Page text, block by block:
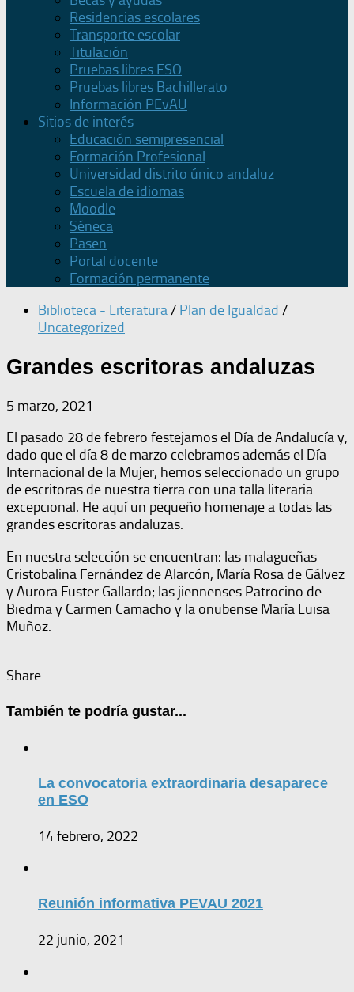
Residencias escolares
Transporte escolar
Titulación
Pruebas libres ESO
Pruebas libres Bachillerato
Información PEvAU
Sitios de interés
Educación semipresencial
Formación Profesional
Universidad distrito único andaluz
Escuela de idiomas
Moodle
Séneca
Pasen
Portal docente
Formación permanente
Biblioteca - Literatura/ Plan de Igualdad /
Uncategorized
Grandes escritoras andaluzas
5 marzo, 2021
El pasado 28 de febrero festejamos el Día de Andalucía y,
dado que el día 8 de marzo celebramos además el Día
Internacional de la Mujer, hemos seleccionado un grupo
de escritoras de nuestra tierra con una talla literaria
excepcional. He aquí un pequeño homenaje a todas las
grandes escritoras andaluzas.
En nuestra selección se encuentran: las malagueñas
Cristobalina Fernández de Alarcón, María Rosa de Gálvez
y Aurora Fuster Gallardo; las jiennenses Patrocino de
Biedma y Carmen Camacho y la onubense María Luisa
Muñoz.
Share
También te podría gustar...
La convocatoria extraordinaria desaparece
en ESO
14 febrero, 2022
Reunión informativa PEVAU 2021
22 junio, 2021